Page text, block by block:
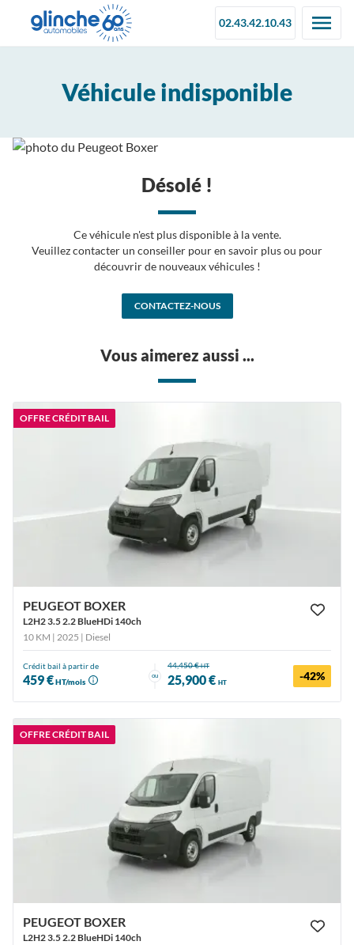
02.43.42.10.43
Véhicule indisponible
Désolé !
Ce véhicule n'est plus disponible à la vente.
Veuillez contacter un conseiller pour en savoir plus ou pour
découvrir de nouveaux véhicules !
CONTACTEZ-NOUS
Vous aimerez aussi ...
OFFRE CRÉDIT BAIL
PEUGEOT BOXER
L2H2 3.5 2.2 BlueHDi 140ch
10 KM | 2025 | Diesel
Crédit bail à partir de
459 €HT/mois
ou
44,450 €HT
25,900 € HT -42%
OFFRE CRÉDIT BAIL
PEUGEOT BOXER
L2H2 3.5 2.2 BlueHDi 140ch